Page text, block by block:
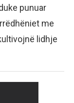
punuar
me
lidhje